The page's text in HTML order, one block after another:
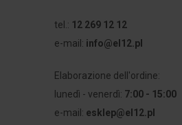
tel.: 12 269 12 12
e-mail: info@el12.pl
Elaborazione dell'ordine:
lunedì - venerdì: 7:00 - 15:00
e-mail: esklep@el12.pl